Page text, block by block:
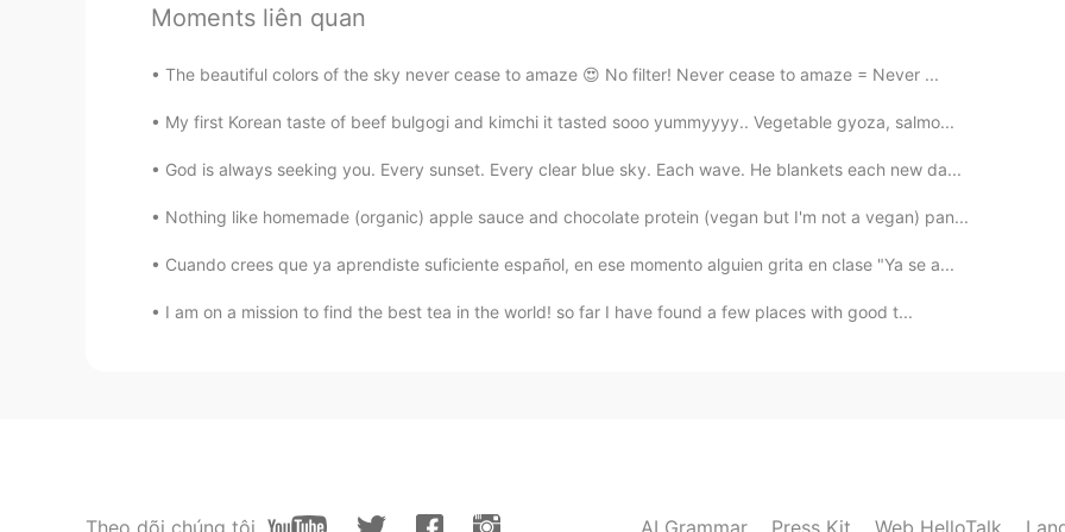
jajajaja 😂 Sisi, pero Lio es la abreviatura de tu nombre
ES EN
Se armó la pelotera, se armó el ple, ple, se armó el bochinche, se armó el saperoco. Y
Lio 2021.06.15 23:34
Gisseth 2021.06.15 23:27
Moments liên quan
The beautiful colors of the sky never cease to amaze 😍 No filter! Never cease to amaze = Never ...
My first Korean taste of beef bulgogi and kimchi it tasted sooo yummyyyy.. Vegetable gyoza, salmo...
God is always seeking you. Every sunset. Every clear blue sky. Each wave. He blankets each new da...
Nothing like homemade (organic) apple sauce and chocolate protein (vegan but I'm not a vegan) pan...
Cuando crees que ya aprendiste suficiente español, en ese momento alguien grita en clase "Ya se a...
I am on a mission to find the best tea in the world! so far I have found a few places with good t...
Theo dõi chúng tôi AI Grammar Press Kit Web HelloTalk